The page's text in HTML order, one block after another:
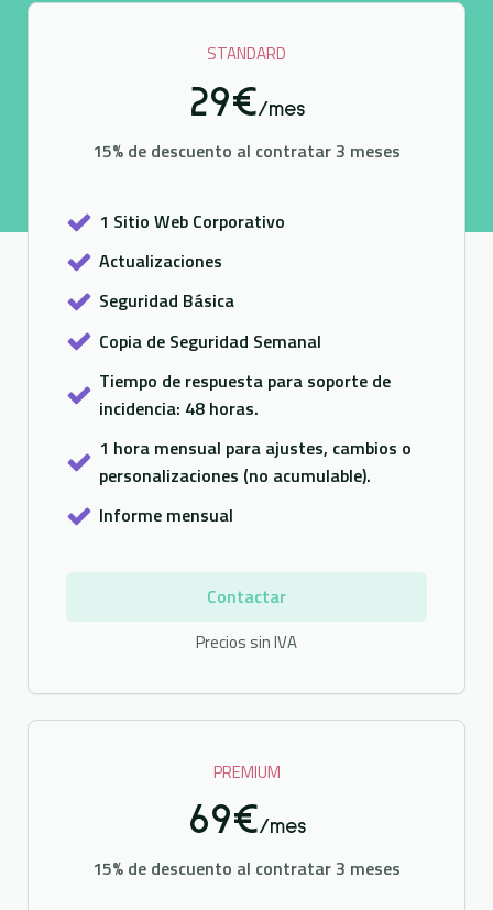
STANDARD
29€/mes
15% de descuento al contratar 3 meses
1 Sitio Web Corporativo
Actualizaciones
Seguridad Básica
Copia de Seguridad Semanal
Tiempo de respuesta para soporte de
incidencia: 48 horas.
1 hora mensual para ajustes, cambios o
personalizaciones (no acumulable).
Informe mensual
Contactar
Precios sin IVA
PREMIUM
69€/mes
15% de descuento al contratar 3 meses